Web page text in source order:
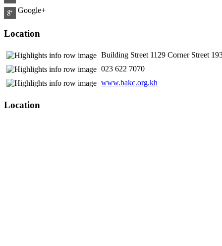
Google+
Location
Building Street 1129 Corner Street
​ 023 622 7070
www.bakc.org.kh
Location